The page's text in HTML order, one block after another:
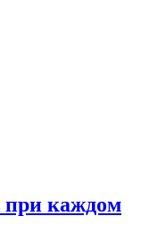
при каждом